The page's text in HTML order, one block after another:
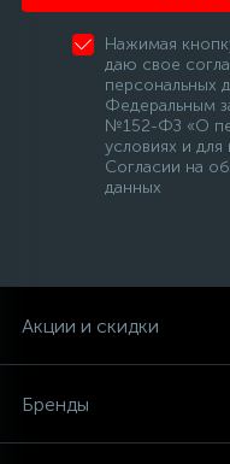
Нажимая
даю свое
персональных
Федеральным
№152-ФЗ «О
условиях и
Согласии на
данных
Акции и скидки
Бренды